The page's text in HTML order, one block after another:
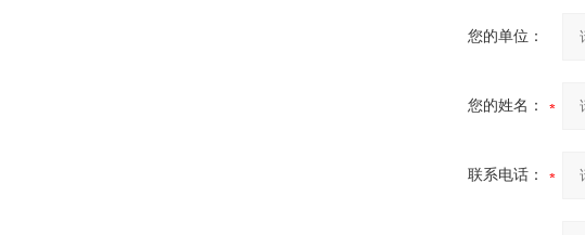
您的单位：
您的姓名：
联系电话：